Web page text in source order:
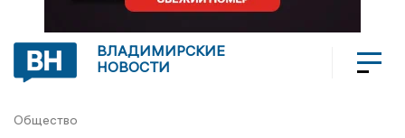
ВЛАДИМИРСКИЕ
НОВОСТИ
Общество